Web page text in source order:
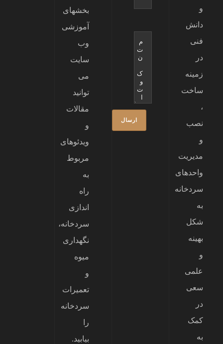
بخشهای
آموزشی
وب
سایت
می
توانید
مقالات
و
ویدئوهای
مربوط
به
راه
اندازی
سردخانه،
نگهداری
میوه
و
تعمیرات
سردخانه
را
بیابید.
و
دانش
فنی
در
زمینه
ساخت
،
نصب
و
مدیریت
واحدهای
سردخانه
به
شکل
بهینه
و
علمی
سعی
در
کمک
به